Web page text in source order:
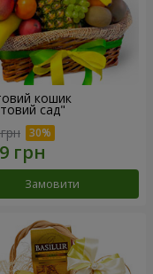
кошик
сад"
Замовити